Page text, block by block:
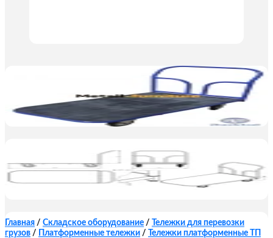
Главная / Складское оборудование /
Тележки для перевозки
грузов / Платформенные тележки / Тележки платформенные ТП